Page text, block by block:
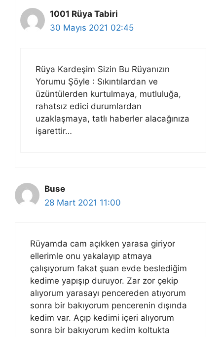
1001 Rüya Tabiri
30 Mayıs 2021 02:45
Rüya Kardeşim Sizin Bu Rüyanızın
Yorumu Şöyle : Sıkıntılardan ve
üzüntülerden kurtulmaya, mutluluğa,
rahatsız edici durumlardan
uzaklaşmaya, tatlı haberler alacağınıza
işarettir…
Buse
28 Mart 2021 11:00
Rüyamda cam açıkken yarasa giriyor
ellerimle onu yakalayıp atmaya
çalışıyorum fakat şuan evde beslediğim
kedime yapışıp duruyor. Zar zor çekip
alıyorum yarasayı pencereden atıyorum
sonra bir bakıyorum pencerenin dışında
kedim var. Açıp kedimi içeri alıyorum
sonra bir bakıyorum kedim koltukta